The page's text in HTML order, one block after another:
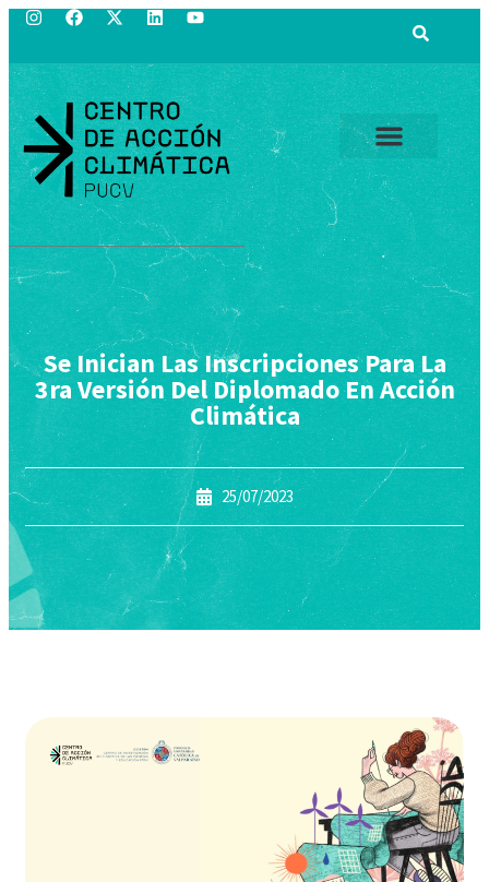
Se Inician Las Inscripciones Para La
3ra Versión Del Diplomado En Acción
Climática
25/07/2023